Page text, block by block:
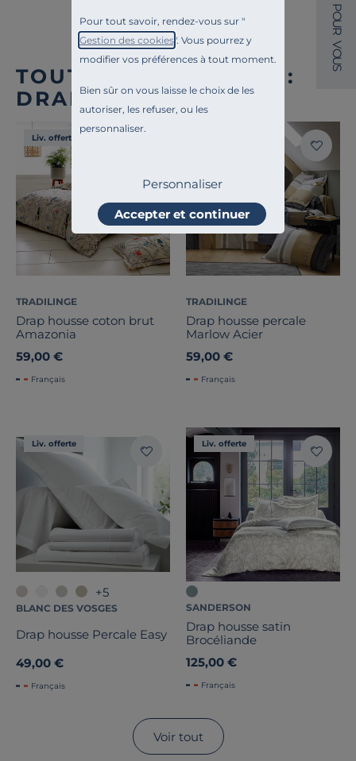
Pour tout savoir, rendez-vous sur "
Gestion des cookies". Vous pourrez y
modifier vos préférences à tout moment.
Bien sûr on vous laisse le choix de les
autoriser, les refuser, ou les
personnaliser.
Personnaliser
Accepter et continuer
TOUTE NOTRE OFFRE :
DRAPS HOUSSE
Liv. offerte
TRADILINGE
Drap housse coton brut
Amazonia
59,00 €
Français
TRADILINGE
Drap housse percale
Marlow Acier
59,00 €
Français
Liv. offerte
+5
BLANC DES VOSGES
Drap housse Percale Easy
49,00 €
Français
Liv. offerte
SANDERSON
Drap housse satin
Brocéliande
125,00 €
Français
Voir tout
P
O
U
R
V
O
U
S